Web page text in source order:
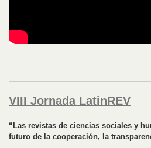
VIII Jornada LatinREV
“Las revistas de ciencias sociales y
futuro de la cooperación, la